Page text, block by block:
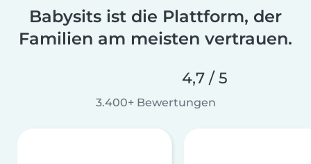
Babysits ist die Plattform, der
Familien am meisten vertrauen.
4,7 / 5
3.400+ Bewertungen